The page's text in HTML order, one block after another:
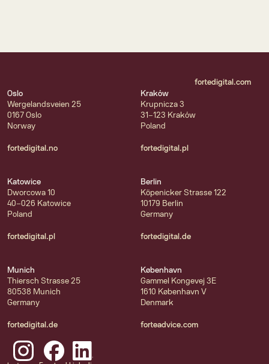
fortedigital.com
Oslo
Wergelandsveien 25
0167 Oslo
Norway
fortedigital.no
Kraków
Krupnicza 3
31-123 Kraków
Poland
fortedigital.pl
Katowice
Dworcowa 10
40-026 Katowice
Poland
fortedigital.pl
Berlin
Köpenicker Strasse 122
10179 Berlin
Germany
fortedigital.de
Munich
Thiersch Strasse 25
80538 Munich
Germany
fortedigital.de
København
Gammel Kongevej 3E
1610 København V
Denmark
forteadvice.com